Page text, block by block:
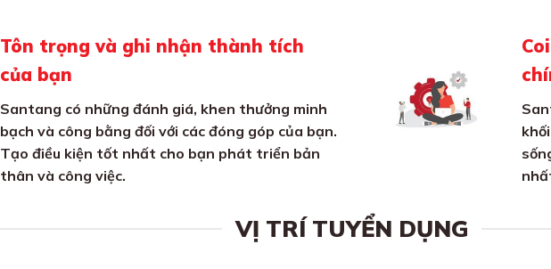
Tôn trọng và ghi nhận thành tích
của bạn
Santang có những đánh giá, khen thưởng minh
bạch và công bằng đối với các đóng góp của bạn.
Tạo điều kiện tốt nhất cho bạn phát triển bản
thân và công việc.
VỊ TRÍ TUYỂN DỤNG